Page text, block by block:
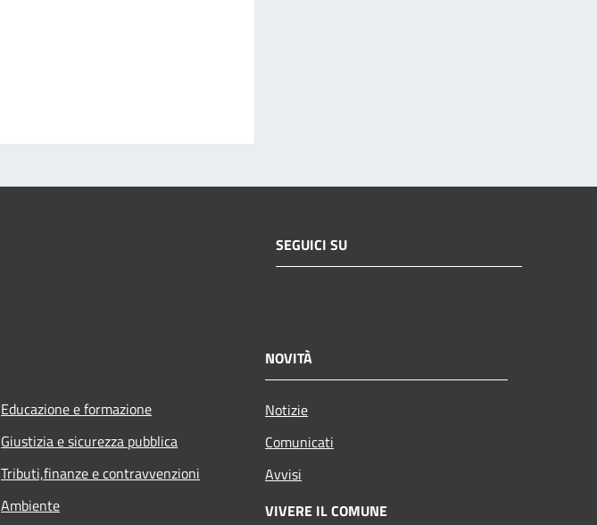
SEGUICI SU
Educazione e formazione
Giustizia e sicurezza pubblica
Tributi,finanze e contravvenzioni
Ambiente
NOVITÀ
Notizie
Comunicati
Avvisi
VIVERE IL COMUNE